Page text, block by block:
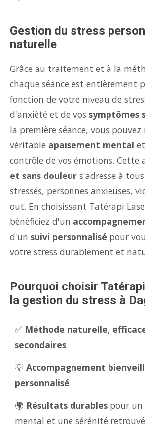
Gestion du stress
naturelle
Grâce au traitement et à la
chaque séance est entièrement
fonction de votre niveau de
d'anxiété et de vos symptômes
la première séance, vous
véritable apaisement mental
contrôle de vos émotions. Cette
et sans douleur s'adresse à
stressés, personnes anxieuses,
out. En choisissant Tatérapi
bénéficiez d'un
d'un suivi personnalisé pour
votre stress durablement et
Pourquoi choisir
la gestion du stress à
✅ Méthode naturelle,
secondaires
💡 Accompagnement
personnalisé
🌍 Résultats durables pour un
mental et une sérénité